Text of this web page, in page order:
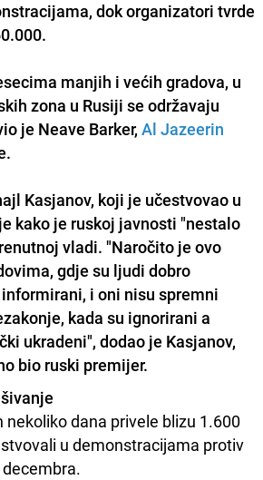
dok organizatori tvrde
manjih i većih gradova, u
zona u Rusiji se održavaju
je Neave Barker, Al Jazeerin
Kasjanov, koji je učestvovao u
kako je ruskoj javnosti "nestalo
vladi. "Naročito je ovo
gdje su ljudi dobro
i oni nisu spremni
kada su ignorirani a
ukradeni", dodao je Kasjanov,
bio ruski premijer.
nekoliko dana privele blizu 1.600
u demonstracijama protiv